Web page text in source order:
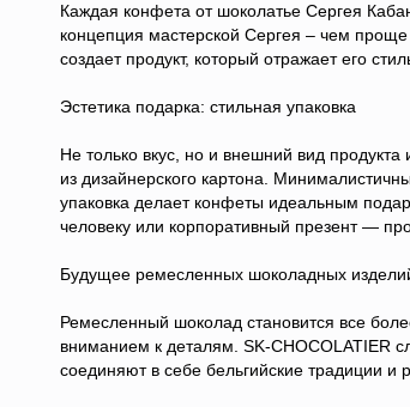
Каждая конфета от шоколатье Сергея
концепция мастерской Сергея – чем
создает продукт, который отражает его
Эстетика подарка: стильная упаковка
Не только вкус, но и внешний вид
из дизайнерского картона.
упаковка делает конфеты идеальным
человеку или корпоративный презент —
Будущее ремесленных шоколадных
Ремесленный шоколад становится все
вниманием к деталям. SK-CHOCOLATIER
соединяют в себе бельгийские традиции и